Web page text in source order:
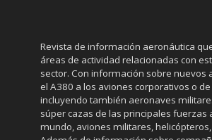
Revista de información aeronáutica
áreas de actividad relacionadas con
sector. Con información sobre nuevos
el A380 a los aviones corporativos o
incluyendo también aeronaves
súper cazas de las principales fuerzas
mundo, aviones militares,